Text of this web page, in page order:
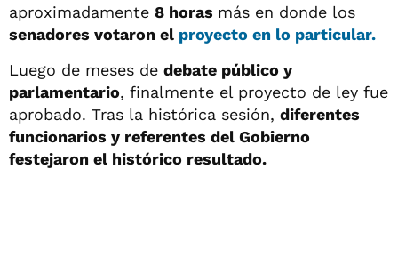
aproximadamente 8 horas más en donde los
senadores votaron el proyecto en lo particular.
Luego de meses de debate público y
parlamentario, finalmente el proyecto de ley fue
aprobado. Tras la histórica sesión, diferentes
funcionarios y referentes del Gobierno
festejaron el histórico resultado.